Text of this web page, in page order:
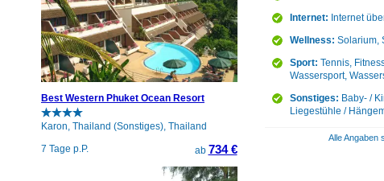
Internet: Internet
Wellness: Solarium,
Sport: Tennis,
Wassersport,
Sonstiges: Baby- /
Liegestühle /
Alle Angaben
Best Western Phuket Ocean Resort
Karon, Thailand (Sonstiges), Thailand
7 Tage p.P.
ab 734 €